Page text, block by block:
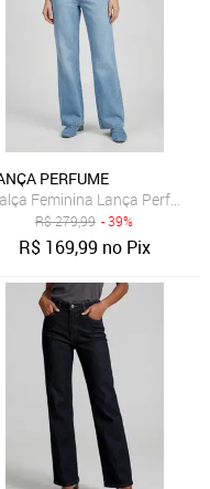
Skinny Super Alta Azul
PERFUME
Feminina Lança Perfume
R$279,99 - 39%
R$ 169,99 no Pix